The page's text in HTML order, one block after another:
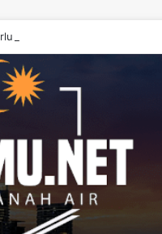
Diperbetulkan – Onn Hafiz